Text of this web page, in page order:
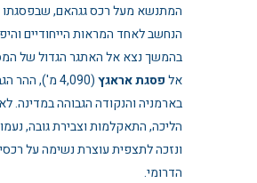
המתנשא מעל רכס גגהאם, שבפסגתו
הנחשב לאחד המראות הייחודיים
בהמשך נצא אל האתגר הגדול של
אלפסגת אראגץ
(4,090 מ'), ההר
בארמניה והנקודה הגבוהה במדינה.
הליכה, התאקלמות וצבירת גובה,
ונזכה לתצפית עוצרת נשימה על
הדרומי.